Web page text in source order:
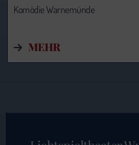
Komödie Warnemünde
MEHR